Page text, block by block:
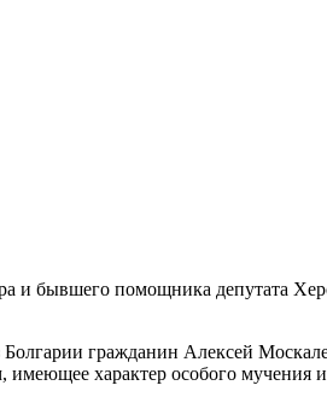
и бывшего помощника депутата
Болгарии гражданин Алексей
характер особого мучения